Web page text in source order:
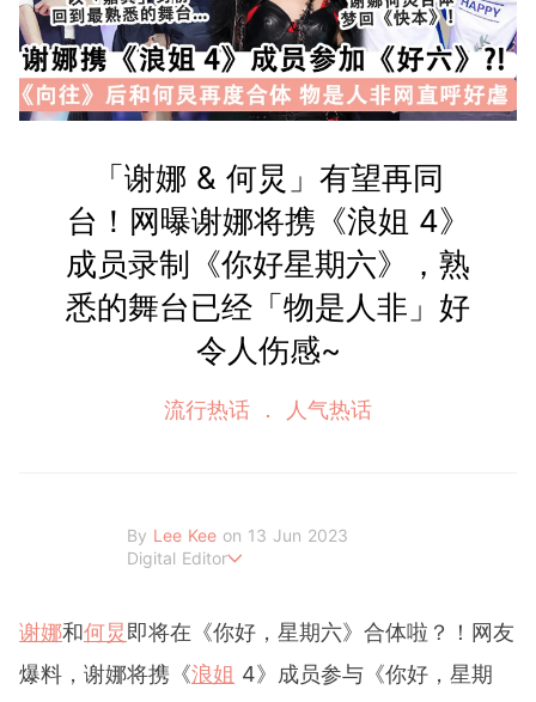
「谢娜 & 何炅」有望再同
台！网曝谢娜将携《浪姐 4》
成员录制《你好星期六》，熟
悉的舞台已经「物是人非」好
令人伤感~
流行热话 人气热话
By Lee Kee on 13 Jun 2023
Digital Editor
娱乐新闻、明星故事和心灵情感类文章。她的文章真实、有
趣和温暖，深受读者喜爱。她目前为 GIRLSTYLE MY 撰写内
容，希望通过她的文字，让读者们获得丰富的资讯，充实读
者们的心灵~
谢娜和何炅 即将在《你好，星期六》合体啦？！网友
爆料，谢娜将携《浪姐 4》成员参与《你好，星期